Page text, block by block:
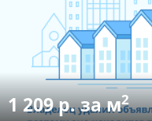
1 209 р. за м2